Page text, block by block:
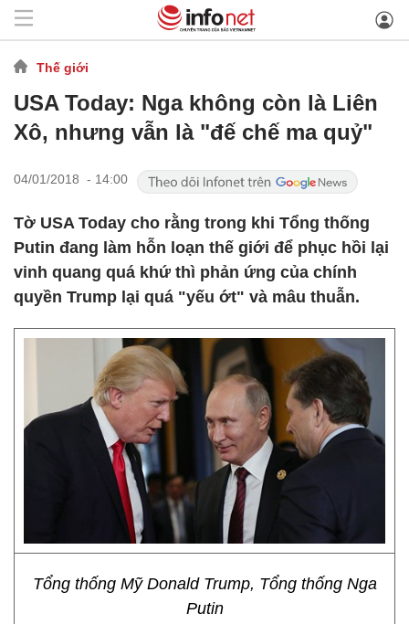
Thế giới
USA Today: Nga không còn là Liên
Xô, nhưng vẫn là "đế chế ma quỷ"
04/01/2018 - 14:00
Tờ USA Today cho rằng trong khi Tổng thống
Putin đang làm hỗn loạn thế giới để phục hồi lại
vinh quang quá khứ thì phản ứng của chính
quyền Trump lại quá "yếu ớt" và mâu thuẫn.
Tổng thống Mỹ Donald Trump, Tổng thống Nga
Putin